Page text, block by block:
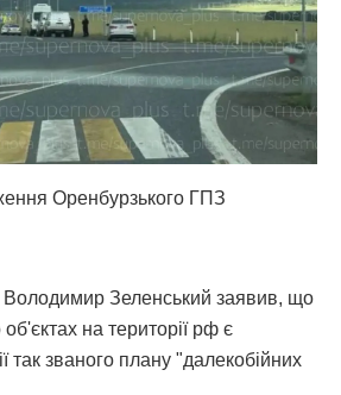
Оренбурзького ГПЗ
Володимир Зеленський заявив, що
об'єктах на території рф є
так званого плану "далекобійних